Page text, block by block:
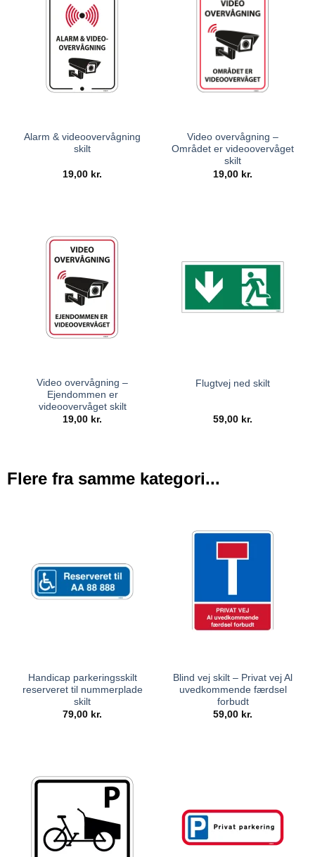
Alarm & videoovervågning
skilt
19,00 kr.
Video overvågning –
Området er videoovervåget
skilt
19,00 kr.
Video overvågning –
Ejendommen er
videoovervåget skilt
19,00 kr.
Flugtvej ned skilt
59,00 kr.
Flere fra samme kategori...
Handicap parkeringsskilt
reserveret til nummerplade
skilt
79,00 kr.
Blind vej skilt – Privat vej Al
uvedkommende færdsel
forbudt
59,00 kr.